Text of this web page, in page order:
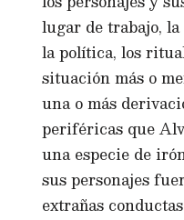
lugar de trabajo,
la política, los
situación más o
una o más
periféricas que
una especie de
sus personajes
extrañas